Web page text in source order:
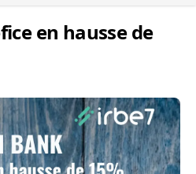
en hausse de